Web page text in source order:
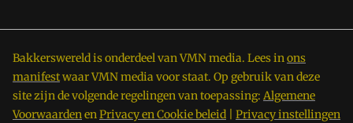
Bakkerswereld is onderdeel van VMN media. Lees inons
manifestwaar VMN media voor staat. Op gebruik van deze
site zijn de volgende regelingen van toepassing: Algemene
VoorwaardenenPrivacy en Cookie beleid Privacy instellingen